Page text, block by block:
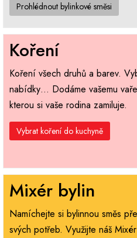
Prohlédnout bylinkové směsi
Koření
Koření všech druhů a barev.
nabídky… Dodáme vašemu
kterou si vaše rodina zamiluje.
Vybrat koření do kuchyně
Mixér bylin
Namíchejte si bylinnou směs
svých potřeb. Využijte náš